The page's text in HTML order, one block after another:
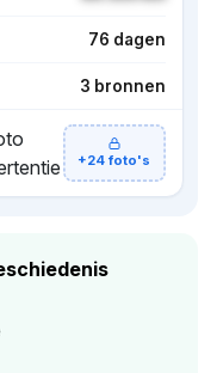
76 dagen
3 bronnen
+24 foto's